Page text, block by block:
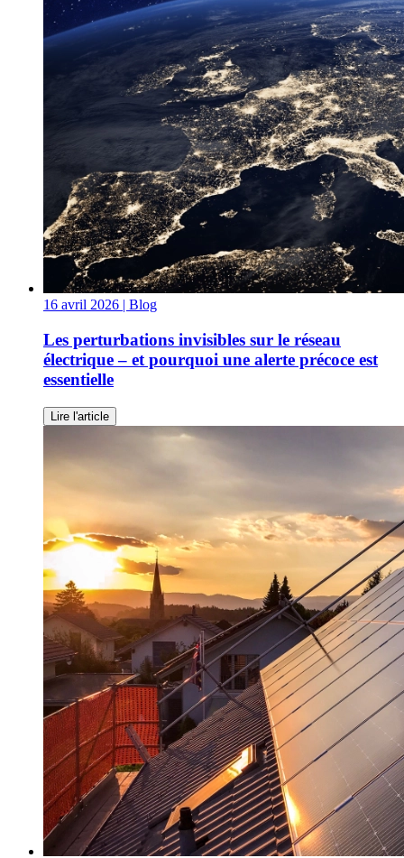
16 avril 2026 | Blog
Les perturbations invisibles sur le réseau
électrique – et pourquoi une alerte précoce est
essentielle
Lire l'article